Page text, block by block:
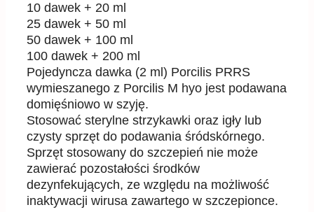
10 dawek + 20 ml
25 dawek + 50 ml
50 dawek + 100 ml
100 dawek + 200 ml
Pojedyncza dawka (2 ml) Porcilis PRRS
wymieszanego z Porcilis M hyo jest podawana
domięśniowo w szyję.
Stosować sterylne strzykawki oraz igły lub
czysty sprzęt do podawania śródskórnego.
Sprzęt stosowany do szczepień nie może
zawierać pozostałości środków
dezynfekujących, ze względu na możliwość
inaktywacji wirusa zawartego w szczepionce.